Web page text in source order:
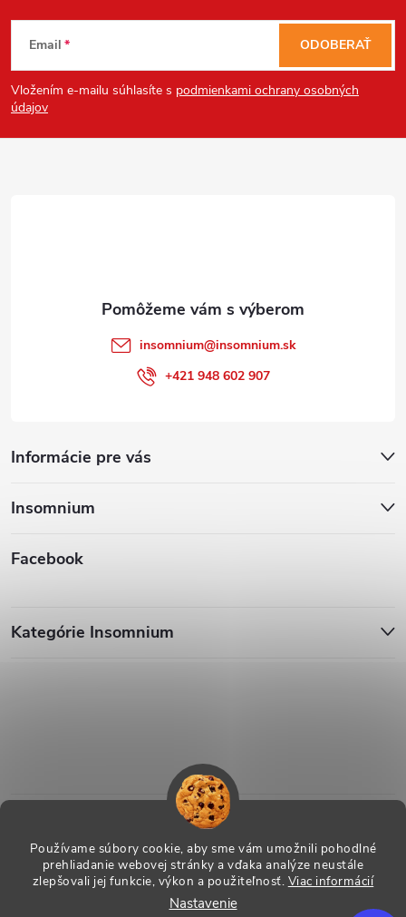
Používame súbory cookie, aby sme vám umožnili pohodlné
prehliadanie webovej stránky a vďaka analýze neustále
zlepšovali jej funkcie, výkon a použiteľnosť. Viac informácií
Nastavenie
Z
á
p
Email
Vložením e-mailu súhlasíte s podmienkami ochrany osobných
údajov
ODOBERAŤ
Informácie pre vás
Insomnium
Facebook
insomnium@insomnium.sk
+421 948 602 907
Kategórie Insomnium
ESHOP - Insomnium, s.r.o. . Všetky práva vyhradené.